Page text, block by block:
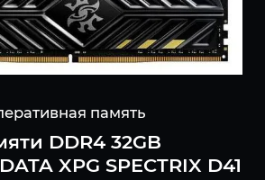
память
DDR4 32GB
XPG SPECTRIX D41